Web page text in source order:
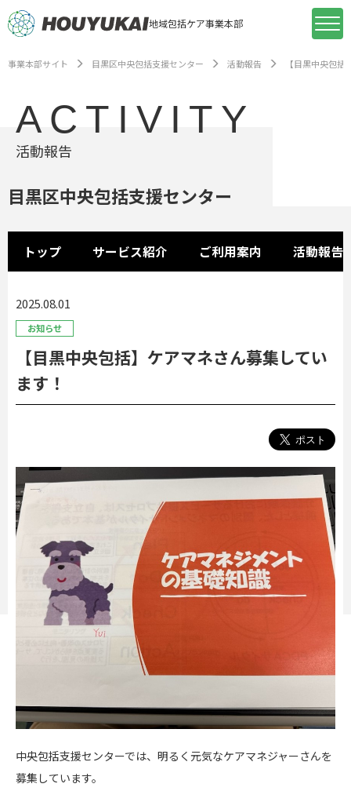
地域包括ケア事業本部
事業本部サイト 目黒区中央包括支援センター 活動報告 【目黒中央包
ACTIVITY
活動報告
目黒区中央包括支援センター
トップ サービス紹介 ご利用案内 活動報告
2025.08.01
お知らせ
【目黒中央包括】ケアマネさん募集してい
ます！
中央包括支援センターでは、明るく元気なケアマネジャーさんを
募集しています。